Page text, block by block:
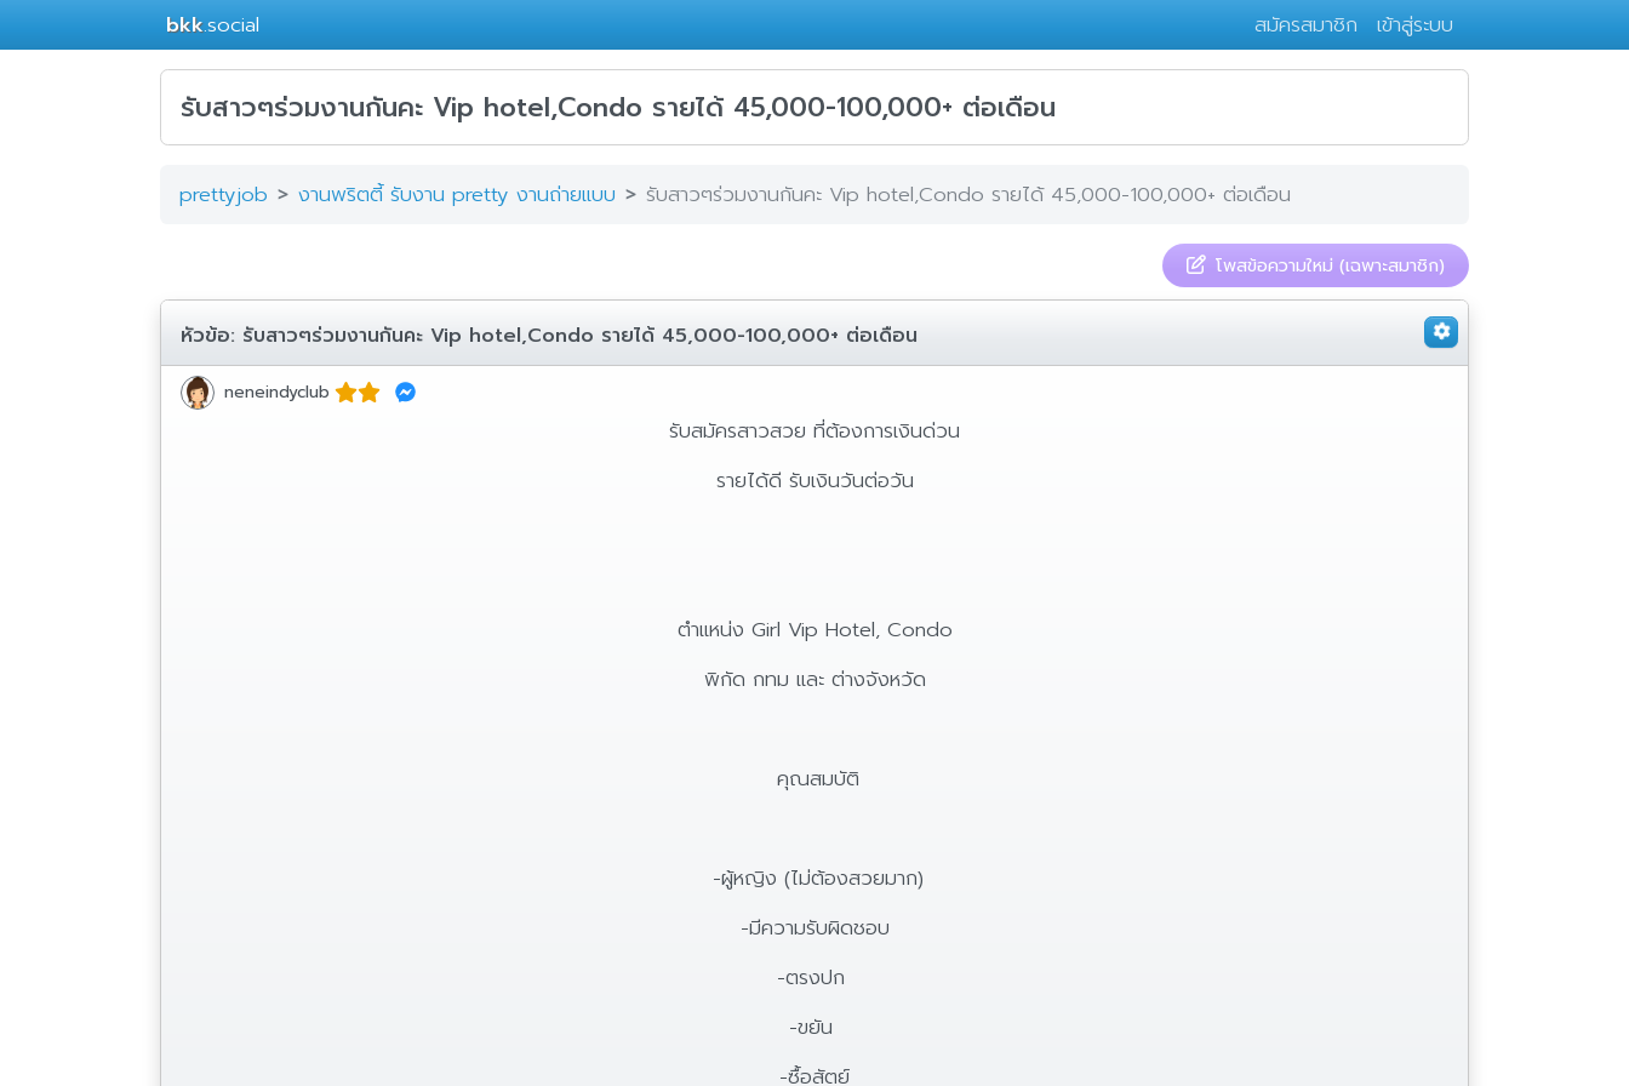
bkk.social สมัครสมาชิก เข้าสู่ระบบ
รับสาวๆร่วมงานกันคะ Vip hotel,Condo รายได้ 45,000-100,000+ ต่อเดือน
prettyjob งานพริตตี้ รับงาน pretty งานถ่ายแบบ รับสาวๆร่วมงานกันคะ Vip hotel,Condo รายได้ 45,000-100,000+ ต่อเดือน
โพสข้อความใหม่ (เฉพาะสมาชิก)
หัวข้อ: รับสาวๆร่วมงานกันคะ Vip hotel,Condo รายได้ 45,000-100,000+ ต่อเดือน
neneindyclub
รับสมัครสาวสวย ที่ต้องการเงินด่วน
รายได้ดี รับเงินวันต่อวัน
ตำแหน่ง Girl Vip Hotel, Condo
พิกัด กทม และ ต่างจังหวัด
คุณสมบัติ
-ผู้หญิง (ไม่ต้องสวยมาก)
-มีความรับผิดชอบ
-ตรงปก
-ขยัน
-ซื้อสัตย์